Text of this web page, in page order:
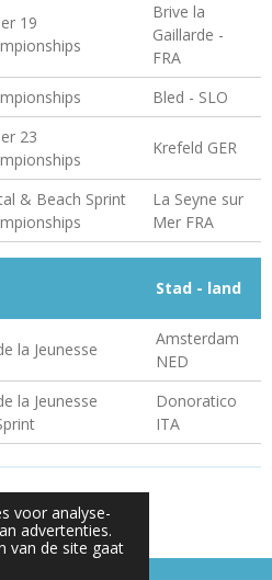
voor analyse-
advertenties.
van de site gaat
19
Brive la
Gaillarde -
FRA
Bled - SLO
23
Krefeld GER
& Beach Sprint
La Seyne sur
Mer FRA
Stad - land
la Jeunesse
Amsterdam
NED
la Jeunesse
Donoratico
ITA